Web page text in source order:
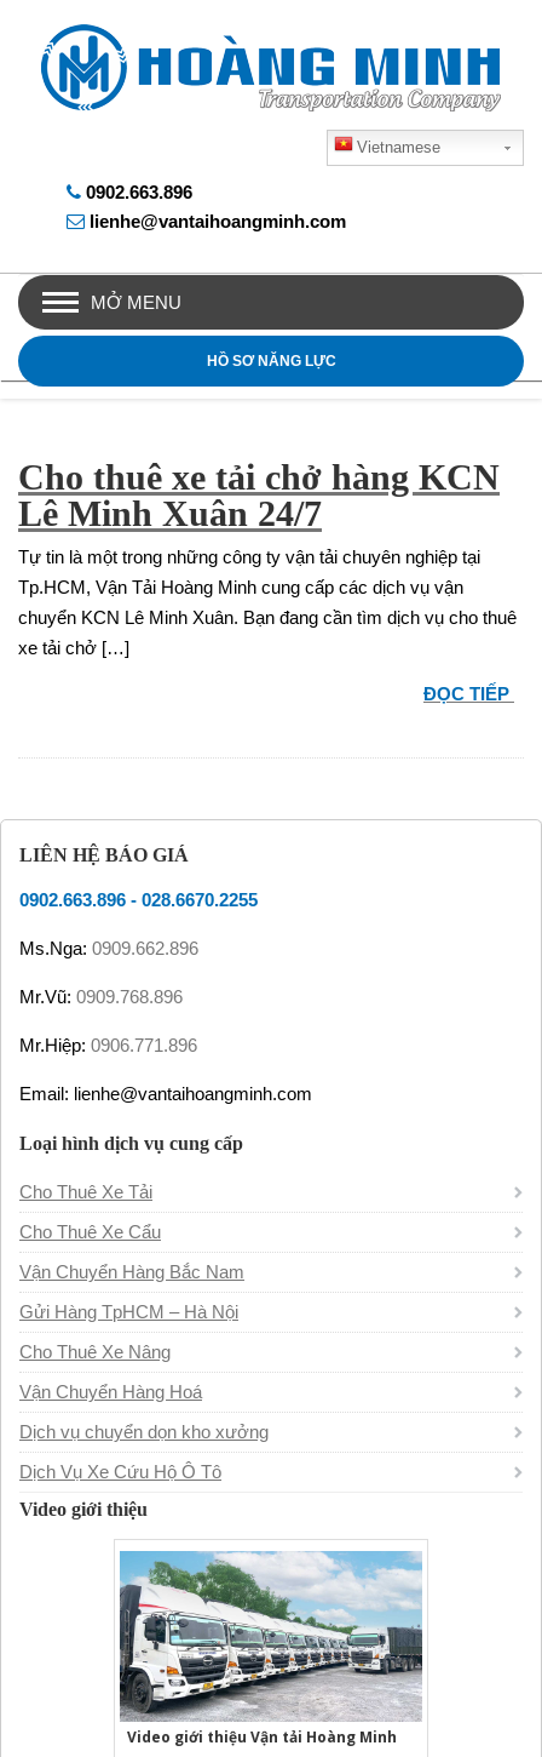
Vietnamese
0902.663.896
lienhe@vantaihoangminh.com
MỞ MENU
HỒ SƠ NĂNG LỰC
Cho thuê xe tải chở hàng KCN
Lê Minh Xuân 24/7
Tự tin là một trong những công ty vận tải chuyên nghiệp tại
Tp.HCM, Vận Tải Hoàng Minh cung cấp các dịch vụ vận
chuyển KCN Lê Minh Xuân. Bạn đang cần tìm dịch vụ cho thuê
xe tải chở […]
ĐỌC TIẾP
LIÊN HỆ BÁO GIÁ
0902.663.896 - 028.6670.2255
Ms.Nga: 0909.662.896
Mr.Vũ: 0909.768.896
Mr.Hiệp: 0906.771.896
Email: lienhe@vantaihoangminh.com
Loại hình dịch vụ cung cấp
Cho Thuê Xe Tải
Cho Thuê Xe Cẩu
Vận Chuyển Hàng Bắc Nam
Gửi Hàng TpHCM – Hà Nội
Cho Thuê Xe Nâng
Vận Chuyển Hàng Hoá
Dịch vụ chuyển dọn kho xưởng
Dịch Vụ Xe Cứu Hộ Ô Tô
Video giới thiệu
Video giới thiệu Vận tải Hoàng Minh